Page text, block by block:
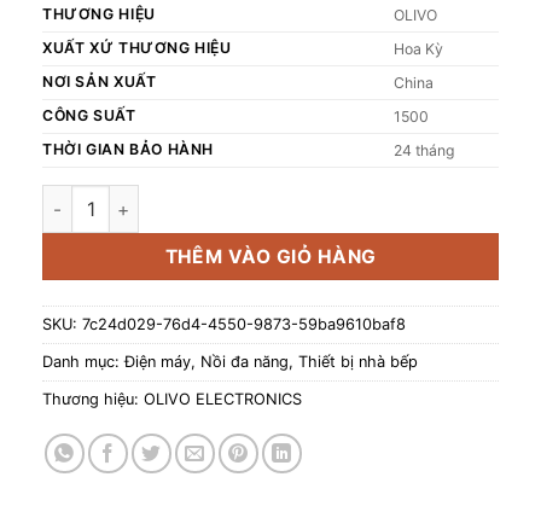
THƯƠNG HIỆU
OLIVO
XUẤT XỨ THƯƠNG HIỆU
Hoa Kỳ
NƠI SẢN XUẤT
China
CÔNG SUẤT
1500
THỜI GIAN BẢO HÀNH
24 tháng
Nồi áp suất điện đa năng Olivo PC680 số lượng
THÊM VÀO GIỎ HÀNG
SKU: 7c24d029-76d4-4550-9873-59ba9610baf8
Danh mục:Điện máy, Nồi đa năng, Thiết bị nhà bếp
Thương hiệu: OLIVO ELECTRONICS